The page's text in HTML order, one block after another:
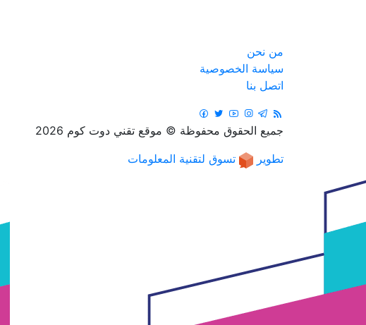
من نحن
سياسة الخصوصية
اتصل بنا
جميع الحقوق محفوظة © موقع تقني دوت كوم 2026
تطوير
تسوق لتقنية المعلومات